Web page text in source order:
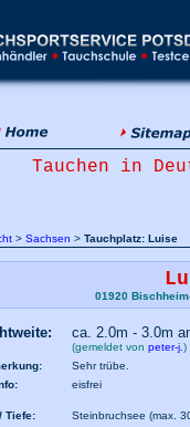
Tauchen in
> Sachsen > Tauchplatz: Luise
01920
ca. 2.0m - 3.0m
(gemeldet von peter-j. )
Sehr trübe.
eisfrei
Tiefe:
Steinbruchsee (max.